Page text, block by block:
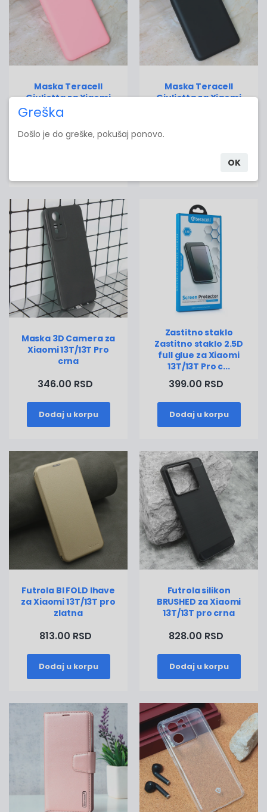
Maska Teracell
Giulietta za Xiaomi
13T/13T Pro mat roze
346.00 RSD
Maska Teracell
Giulietta za Xiaomi
Dodaj u korpu
Maska 3D Camera za
Xiaomi 13T/13T Pro
crna
346.00 RSD
Dodaj u korpu
Zastitno staklo
Zastitno staklo 2.5D
full glue za Xiaomi
13T/13T Pro c...
399.00 RSD
Dodaj u korpu
Futrola BI FOLD Ihave
za Xiaomi 13T/13T pro
zlatna
813.00 RSD
Dodaj u korpu
Futrola silikon
BRUSHED za Xiaomi
13T/13T pro crna
828.00 RSD
Dodaj u korpu
Greška
Došlo je do greške, pokušaj ponovo.
OK